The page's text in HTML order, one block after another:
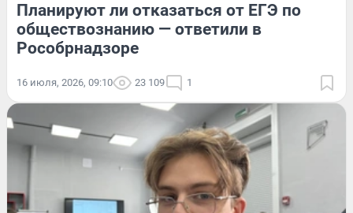
Планируют ли отказаться от ЕГЭ по
обществознанию — ответили в
Рособрнадзоре
16 июля, 2026, 09:10 23 109 1